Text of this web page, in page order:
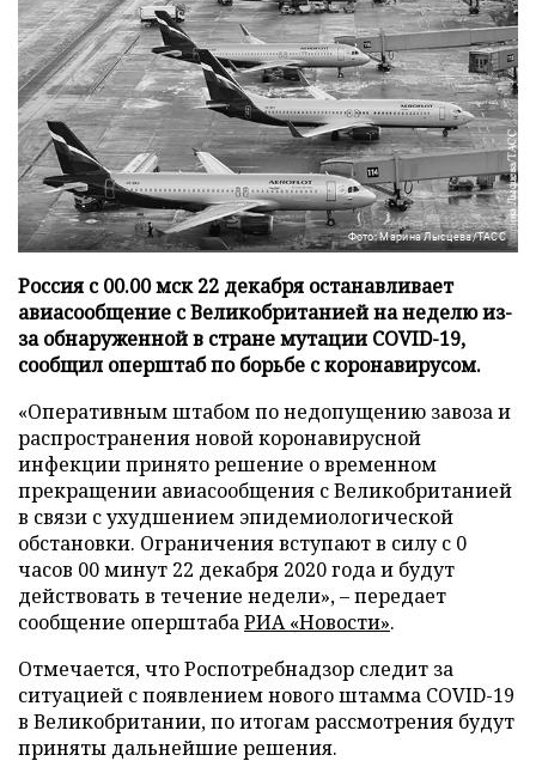
Фото: Марина Лысцева/ТАСС
Россия с 00.00 мск 22 декабря останавливает
авиасообщение с Великобританией на неделю из-
за обнаруженной в стране мутации COVID-19,
сообщил оперштаб по борьбе с коронавирусом.
«Оперативным штабом по недопущению завоза и
распространения новой коронавирусной
инфекции принято решение о временном
прекращении авиасообщения с Великобританией
в связи с ухудшением эпидемиологической
обстановки. Ограничения вступают в силу с 0
часов 00 минут 22 декабря 2020 года и будут
действовать в течение недели», – передает
сообщение оперштабаРИА «Новости».
Отмечается, что Роспотребнадзор следит за
ситуацией с появлением нового штамма COVID-19
в Великобритании, по итогам рассмотрения будут
приняты дальнейшие решения.